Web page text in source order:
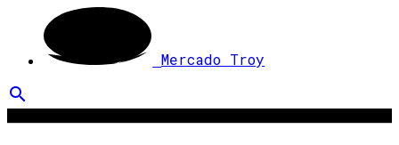
Mercado Troy
search